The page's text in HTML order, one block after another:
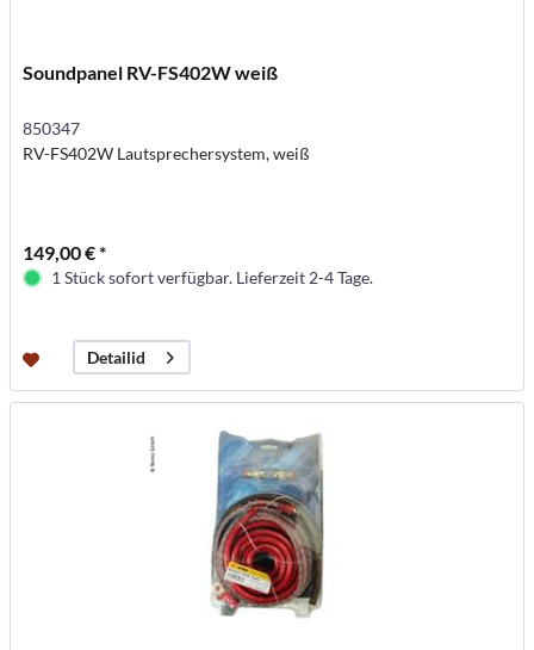
Soundpanel RV-FS402W weiß
850347
RV-FS402W Lautsprechersystem, weiß
149,00 € *
1 Stück sofort verfügbar. Lieferzeit 2-4 Tage.
Detailid